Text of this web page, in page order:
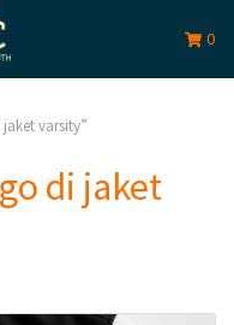
0
varsity”
di jaket